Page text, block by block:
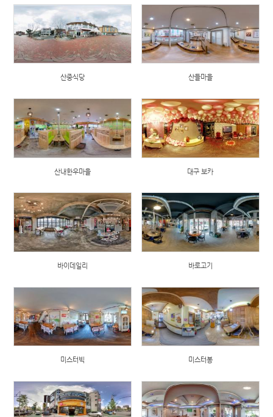
산중식당 산들마을
산내한우마을 대구 보카
바이데일리 바로고기
미스터빅 미스터봉